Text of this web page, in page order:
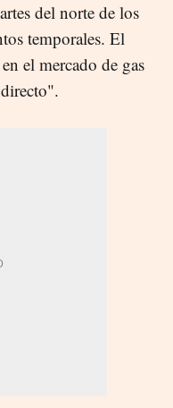
del norte de los
temporales. El
el mercado de gas